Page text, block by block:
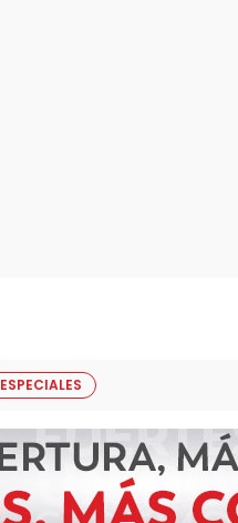
ESPECIALES